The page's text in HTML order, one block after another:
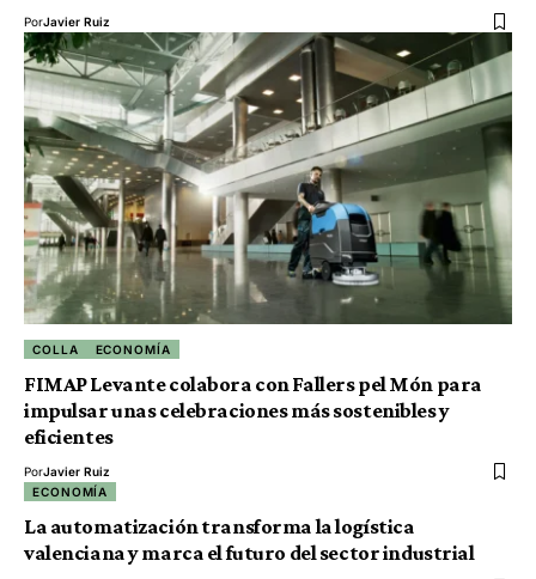
PorJavier Ruiz
COLLA ECONOMÍA
FIMAP Levante colabora con Fallers pel Món para
impulsar unas celebraciones más sostenibles y
eficientes
PorJavier Ruiz
ECONOMÍA
La automatización transforma la logística
valenciana y marca el futuro del sector industrial